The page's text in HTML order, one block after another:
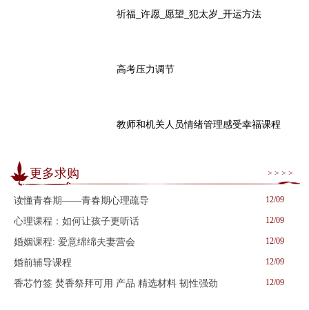
祈福_许愿_愿望_犯太岁_开运方法
高考压力调节
教师和机关人员情绪管理感受幸福课程
更多求购 > > > >
读懂青春期——青春期心理疏导 12/09
心理课程：如何让孩子更听话 12/09
婚姻课程: 爱意绵绵夫妻营会 12/09
婚前辅导课程 12/09
香芯竹签 焚香祭拜可用 产品 精选材料 韧性强劲 12/09